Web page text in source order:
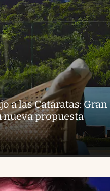
a las Cataratas: Gran
nueva propuesta